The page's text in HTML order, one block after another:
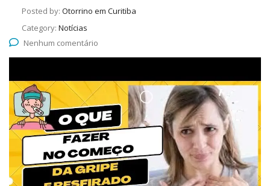
Posted by: Otorrino em Curitiba
Category: Notícias
Nenhum comentário